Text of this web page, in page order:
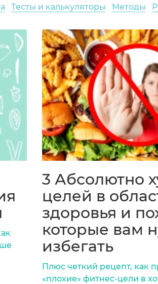
Тесты и калькуляторы Методы
3 Абсолютно
целей в
здоровья и
которые вам
избегать
Плюс четкий рецепт, как
«плохие» фитнес-цели в